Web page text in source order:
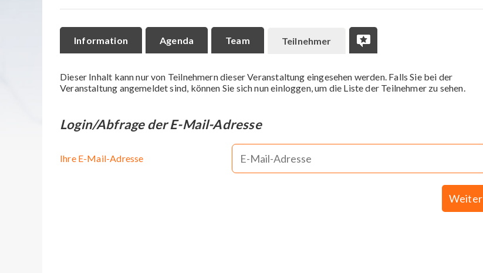
Information Agenda Team Teilnehmer
Dieser Inhalt kann nur von Teilnehmern dieser Veranstaltung eingesehen werden. Falls Sie bei der
Veranstaltung angemeldet sind, können Sie sich nun einloggen, um die Liste der Teilnehmer zu sehen.
Login/Abfrage der E-Mail-Adresse
Ihre E-Mail-Adresse
Weiter